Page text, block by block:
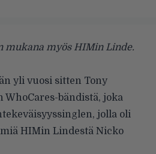
mukana myös HIMin Linde.
yli vuosi sitten Tony
bändistä, joka
jolla oli
HIMin Lindestä Nicko